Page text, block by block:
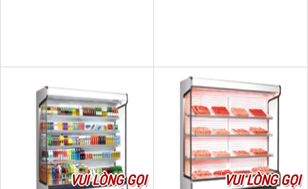
VUI LÒNG GỌI VUI LÒNG GỌI